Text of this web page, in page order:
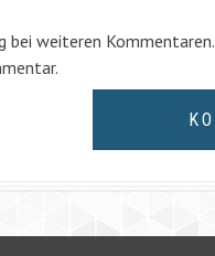
bei weiteren Kommentaren.
.